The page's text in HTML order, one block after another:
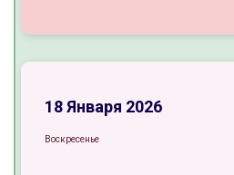
-
±
18 Января 2026
Воскресенье